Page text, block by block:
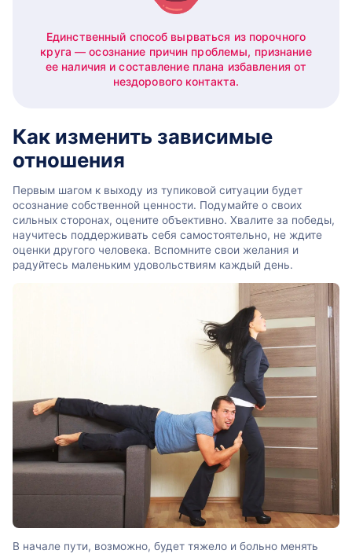
Единственный способ вырваться из порочного
круга — осознание причин проблемы, признание
ее наличия и составление плана избавления от
нездорового контакта.
Как изменить зависимые
отношения
Первым шагом к выходу из тупиковой ситуации будет
осознание собственной ценности. Подумайте о своих
сильных сторонах, оцените объективно. Хвалите за победы,
научитесь поддерживать себя самостоятельно, не ждите
оценки другого человека. Вспомните свои желания и
радуйтесь маленьким удовольствиям каждый день.
В начале пути, возможно, будет тяжело и больно менять